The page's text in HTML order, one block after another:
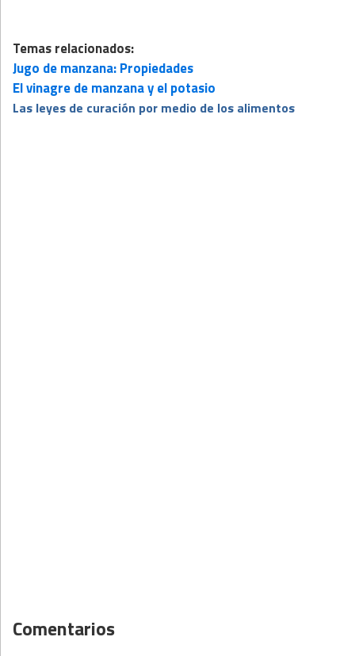
Temas relacionados:
Jugo de manzana: Propiedades
El vinagre de manzana y el potasio
Las leyes de curación por medio de los alimentos
Comentarios